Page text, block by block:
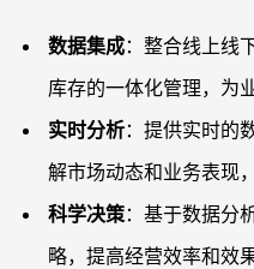
数据集成：整合线上线
库存的一体化管理，为
实时分析：提供实时的
解市场动态和业务表现
科学决策：基于数据分
略，提高经营效率和效果